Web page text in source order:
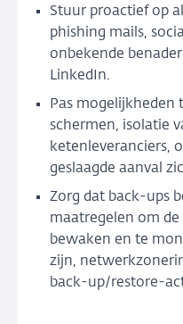
Stuur proactief op
phishing mails,
onbekende
LinkedIn.
Pas
schermen, isolatie
ketenleveranciers,
geslaagde aanval
Zorg dat back-ups
maatregelen om
bewaken en te
zijn,
back-up/restore-